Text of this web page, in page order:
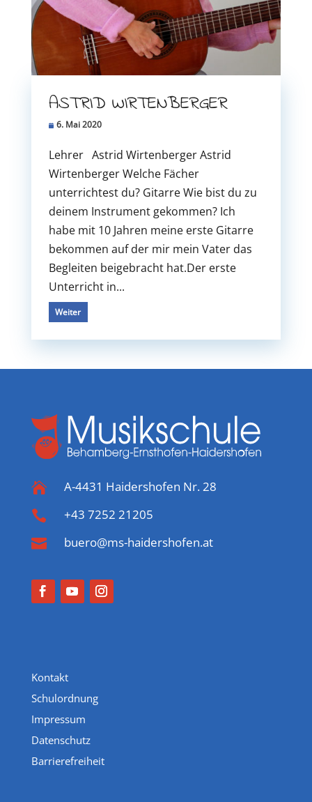
ASTRID WIRTENBERGER
6. Mai 2020
Lehrer Astrid Wirtenberger Astrid
Wirtenberger Welche Fächer
unterrichtest du? Gitarre Wie bist du zu
deinem Instrument gekommen? Ich
habe mit 10 Jahren meine erste Gitarre
bekommen auf der mir mein Vater das
Begleiten beigebracht hat.Der erste
Unterricht in...
Weiter
 A-4431 Haidershofen Nr. 28
 +43 7252 21205
 buero@ms-haidershofen.at
Kontakt
Schulordnung
Impressum
Datenschutz
Barrierefreiheit